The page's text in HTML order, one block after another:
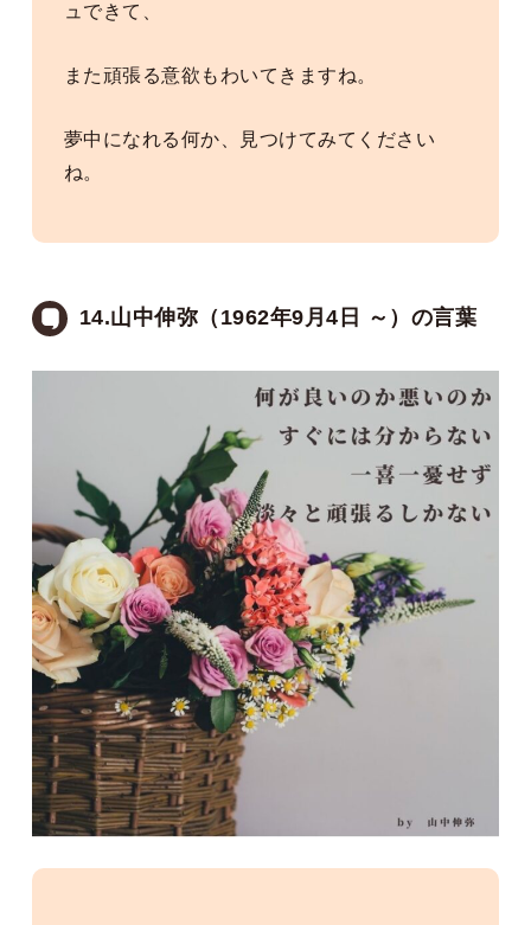
ュできて、
また頑張る意欲もわいてきますね。
夢中になれる何か、見つけてみてください
ね。
14.山中伸弥（1962年9月4日 ～）の言葉